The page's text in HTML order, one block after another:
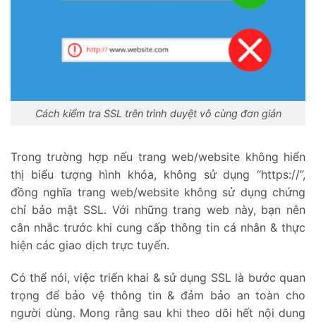
Cách kiểm tra SSL trên trình duyệt vô cùng đơn giản
Trong trường hợp nếu trang web/website không hiển
thị biểu tượng hình khóa, không sử dụng “https://”,
đồng nghĩa trang web/website không sử dụng chứng
chỉ bảo mật SSL. Với những trang web này, bạn nên
cân nhắc trước khi cung cấp thông tin cá nhân & thực
hiện các giao dịch trực tuyến.
Có thể nói, việc triển khai & sử dụng SSL là bước quan
trọng để bảo vệ thông tin & đảm bảo an toàn cho
người dùng. Mong rằng sau khi theo dõi hết nội dung